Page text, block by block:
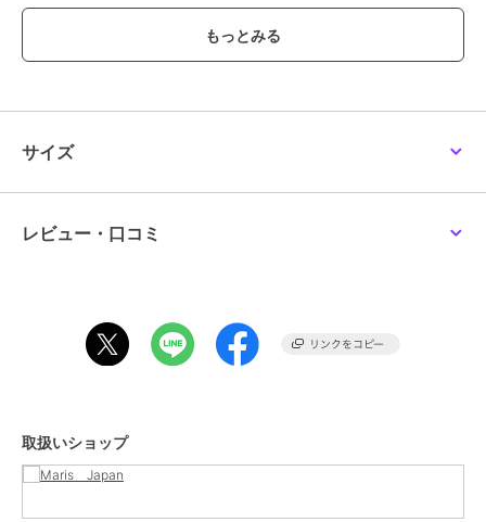
本文化の魅力を手軽に体験できる逸品です。日本の美しさと実用性を
兼ね備えた特別な体験をお楽しみください。
ブランド クリアストーン
ショップ
（仮装）・パーティグッズ
性別タイプ
（仮装）・パーティグッズ
ピンク
素材
商品のお取り扱い方法
サイズ
レビュー・口コミ
取扱いショップ